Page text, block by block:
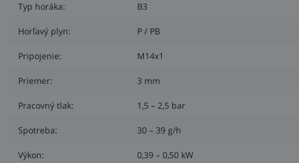
Typ horáka: B3
Horľavý plyn: P / PB
Pripojenie: M14x1
Priemer: 3 mm
Pracovný tlak: 1,5 – 2,5 bar
Spotreba: 30 – 39 g/h
Výkon: 0,39 – 0,50 kW